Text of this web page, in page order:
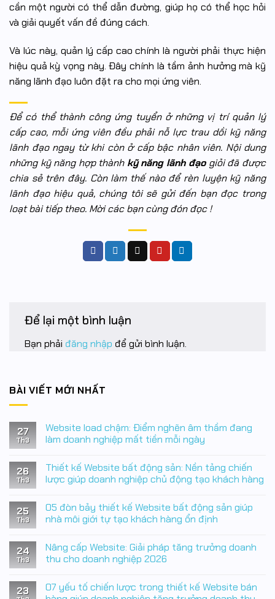
cần một người có thể dẫn đường, giúp họ có thể học hỏi
và giải quyết vấn đề đúng cách.
Và lúc này, quản lý cấp cao chính là người phải thực hiện
hiệu quả kỳ vọng này. Đây chính là tầm ảnh hưởng mà kỹ
năng lãnh đạo luôn đặt ra cho mọi ứng viên.
Để có thể thành công ứng tuyển ở những vị trí quản lý
cấp cao, mỗi ứng viên đều phải nỗ lực trau dồi kỹ năng
lãnh đạo ngay từ khi còn ở cấp bậc nhân viên. Nội dung
những kỹ năng hợp thành kỹ năng lãnh đạogiỏi đã được
chia sẻ trên đây. Còn làm thế nào để rèn luyện kỹ năng
lãnh đạo hiệu quả, chúng tôi sẽ gửi đến bạn đọc trong
loạt bài tiếp theo. Mời các bạn cùng đón đọc !
Để lại một bình luận
Bạn phải đăng nhập để gửi bình luận.
BÀI VIẾT MỚI NHẤT
27
Th3
Website load chậm: Điểm nghẽn âm thầm đang
làm doanh nghiệp mất tiền mỗi ngày
bình
luận
ở
chậm:
Điểm
nghẽn
đang
làm
doanh
tiền
mỗi
26
Th3
Thiết kế Website bất động sản: Nền tảng chiến
lược giúp doanh nghiệp chủ động tạo khách hàng
bình
luận
ở
Website
bất
động
tảng
chiến
25
Th3
05 đòn bảy thiết kế Website bất động sản giúp
nhà môi giới tự tạo khách hàng ổn định
bình
luận
ở
bảy
thiết
24
Th3
Nâng cấp Website: Giải pháp tăng trưởng doanh
thu cho doanh nghiệp 2026
bình
luận
23
07 yếu tố chiến lược trong thiết kế Website bán